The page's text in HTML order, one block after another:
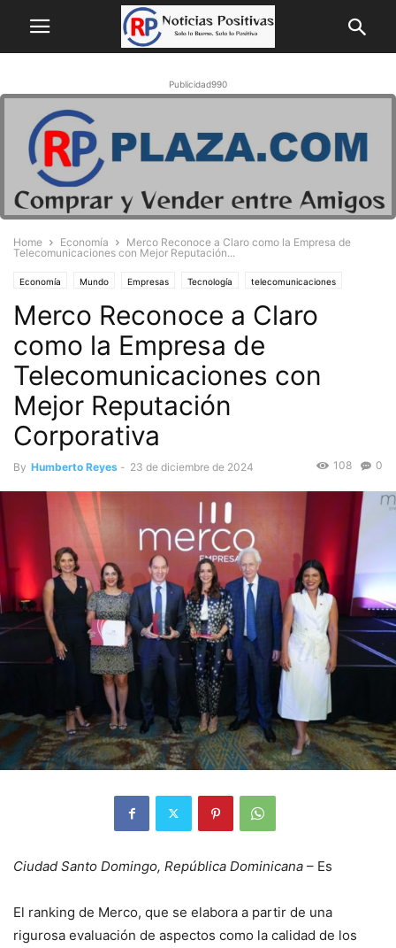
Publicidad990
Home Economía
Merco Reconoce a Claro como la Empresa de
Telecomunicaciones con Mejor Reputación...
Economía Mundo Empresas Tecnología telecomunicaciones
Merco Reconoce a Claro
como la Empresa de
Telecomunicaciones con
Mejor Reputación
Corporativa
By Humberto Reyes - 23 de diciembre de 2024 0
108
Ciudad Santo Domingo, República Dominicana – Es
El ranking de Merco, que se elabora a partir de una
rigurosa evaluación de aspectos como la calidad de los